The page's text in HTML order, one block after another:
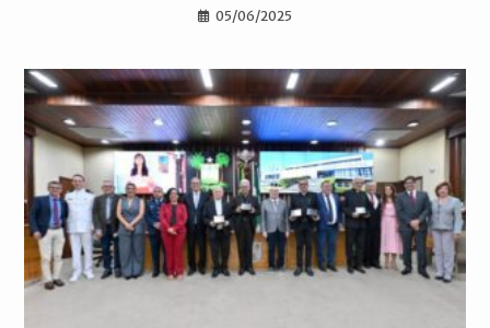
05/06/2025